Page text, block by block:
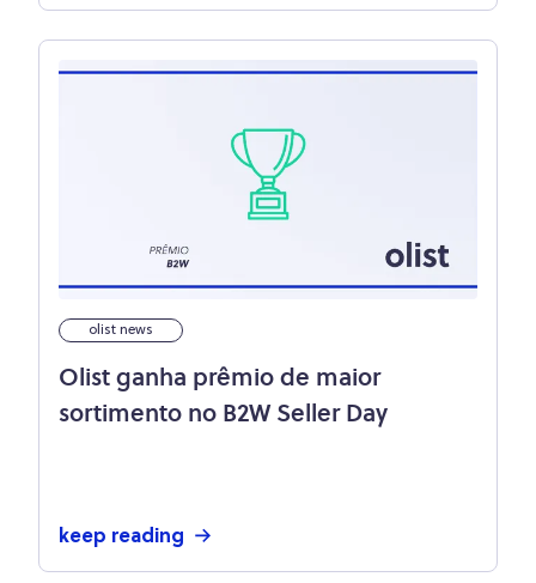
olist news
Olist ganha prêmio de maior
sortimento no B2W Seller Day
keep reading